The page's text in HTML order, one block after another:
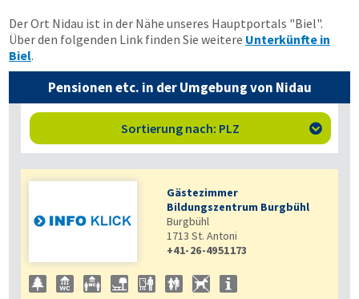
Der Ort Nidau ist in der Nähe unseres Hauptportals "Biel".
Über den folgenden Link finden Sie weitere Unterkünfte in
Biel.
Pensionen etc. in der Umgebung von Nidau
Sortierung nach: PLZ 
Gästezimmer
Bildungszentrum Burgbühl
Burgbühl
1713 St. Antoni
+41-26-4951173